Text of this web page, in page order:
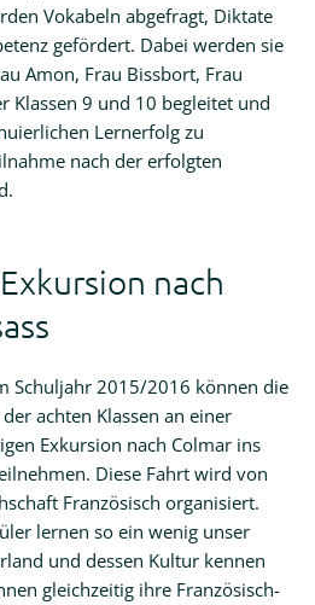
Vokabeln abgefragt, Diktate
gefördert. Dabei werden sie
Amon, Frau Bissbort, Frau
Klassen 9 und 10 begleitet und
Lernerfolg zu
nach der erfolgten
nach
Schuljahr 2015/2016 können die
achten Klassen an einer
Exkursion nach Colmar ins
Diese Fahrt wird von
Französisch organisiert.
lernen so ein wenig unser
und dessen Kultur kennen
gleichzeitig ihre Französisch-